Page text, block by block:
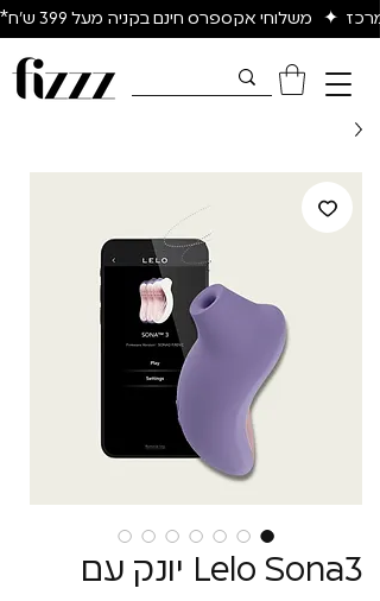
✦   משלוחי אקספרס חינם בקניה מעל 399 ש״ח*
Lelo Sona3 יונק עם